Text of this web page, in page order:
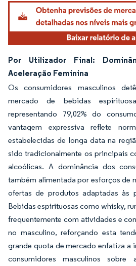
Por Utilizador Final:
Aceleração Feminina
Os consumidores masculinos
mercado de bebidas
representando 79,02% do
vantagem expressiva reflete
estabelecidas de longa data na
sido tradicionalmente os principais
alcoólicas. A dominância dos
também alimentada por esforços de
ofertas de produtos adaptadas às
Bebidas espirituosas como whisky,
frequentemente com atividades e
no masculino, reforçando esta
grande quota de mercado enfatiza a
consumidores masculinos